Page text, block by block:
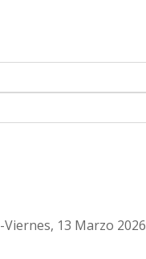
-Viernes, 13 Marzo 2026